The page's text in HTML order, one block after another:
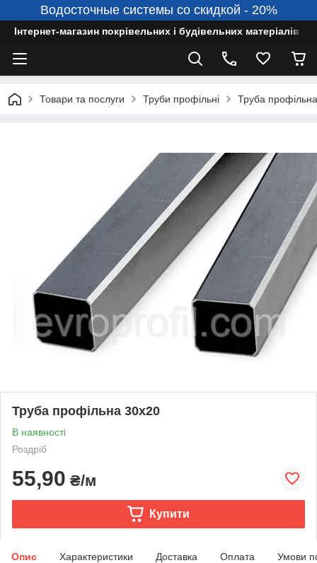
Водосточные системы со скидкой - 20%
Інтернет-магазин покрівельних і будівельних матеріалів
Товари та послуги Труби профільні Труба
Труба профільна 30х20
В наявності
Роздріб
55,90 ₴/м
Купити
Опис Характеристики Доставка Оплата Умови